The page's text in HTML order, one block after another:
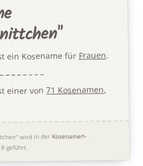
ein Kosename fürFrauen.
einer von71 Kosenamen,
wird in der Kosenamen-
geführt.